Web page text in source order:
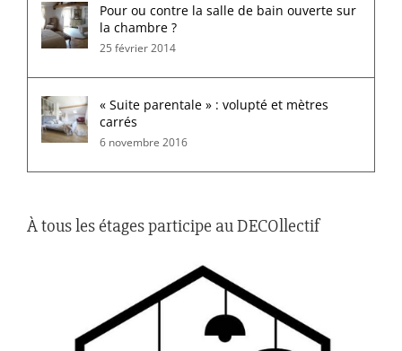
Pour ou contre la salle de bain ouverte sur
la chambre ?
25 février 2014
« Suite parentale » : volupté et mètres
carrés
6 novembre 2016
À tous les étages participe au DECOllectif